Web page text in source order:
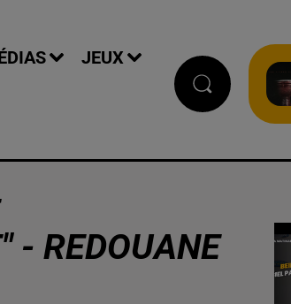
JEUX
- REDOUANE